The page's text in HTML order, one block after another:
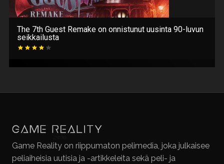
The 7th Guest Remake on onnistunut uusinta 90-luvun
seikkailusta
Game Reality on riippumaton pelimedia, joka julkaisee
peliaiheisia uutisia ja -artikkeleita sekä peli- ja